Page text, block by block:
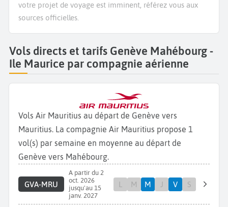
votre projet de voyage est imminent, référez vous aux
sources officielles.
Vols directs et tarifs Genève Mahébourg -
Ile Maurice par compagnie aérienne
Vols Air Mauritius au départ de Genève vers
Mauritius. La compagnie Air Mauritius propose 1
vol(s) par semaine en moyenne au départ de
Genève vers Mahébourg.
GVA-MRU
A partir du 2
oct. 2026
jusqu'au 15
janv. 2027
L M M J V S